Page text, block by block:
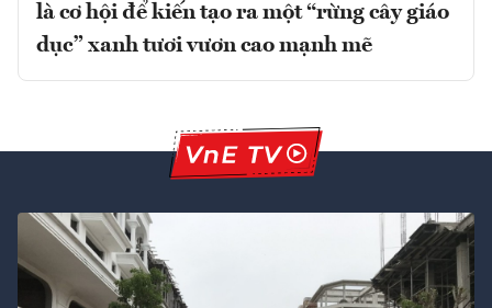
là cơ hội để kiến tạo ra một “rừng cây giáo
dục” xanh tươi vươn cao mạnh mẽ